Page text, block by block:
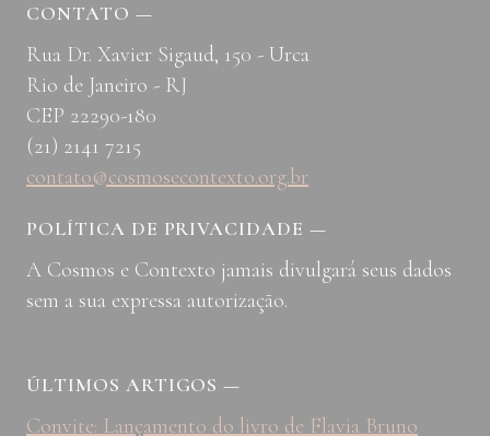
CONTATO —
Rua Dr. Xavier Sigaud, 150 - Urca
Rio de Janeiro - RJ
CEP 22290-180
(21) 2141 7215
contato@cosmosecontexto.org.br
POLÍTICA DE PRIVACIDADE—
A Cosmos e Contexto jamais divulgará seus dados
sem a sua expressa autorização.
ÚLTIMOS ARTIGOS—
Convite: Lançamento do livro de Flavia Bruno